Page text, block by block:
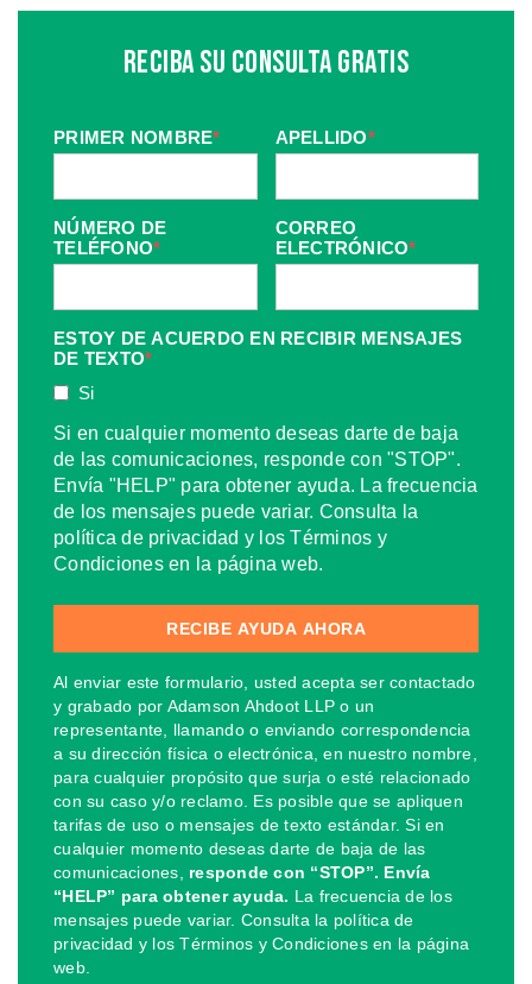
Reciba Su Consulta Gratis
PRIMER NOMBRE* APELLIDO*
NÚMERO DE
TELÉFONO*
CORREO
ELECTRÓNICO*
ESTOY DE ACUERDO EN RECIBIR MENSAJES
DE TEXTO*
Si
Si en cualquier momento deseas darte de baja
de las comunicaciones, responde con "STOP".
Envía "HELP" para obtener ayuda. La frecuencia
de los mensajes puede variar. Consulta la
política de privacidad y los Términos y
Condiciones en la página web.
Al enviar este formulario, usted acepta ser contactado
y grabado por Adamson Ahdoot LLP o un
representante, llamando o enviando correspondencia
a su dirección física o electrónica, en nuestro nombre,
para cualquier propósito que surja o esté relacionado
con su caso y/o reclamo. Es posible que se apliquen
tarifas de uso o mensajes de texto estándar. Si en
cualquier momento deseas darte de baja de las
comunicaciones, responde con “STOP”. Envía
“HELP” para obtener ayuda. La frecuencia de los
mensajes puede variar. Consulta la política de
privacidad y los Términos y Condiciones en la página
web.